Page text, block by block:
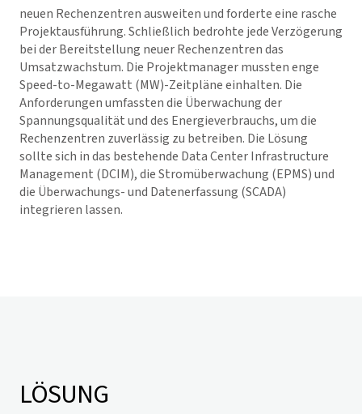
neuen Rechenzentren ausweiten und forderte eine rasche
Projektausführung. Schließlich bedrohte jede Verzögerung
bei der Bereitstellung neuer Rechenzentren das
Umsatzwachstum. Die Projektmanager mussten enge
Speed-to-Megawatt (MW)-Zeitpläne einhalten. Die
Anforderungen umfassten die Überwachung der
Spannungsqualität und des Energieverbrauchs, um die
Rechenzentren zuverlässig zu betreiben. Die Lösung
sollte sich in das bestehende Data Center Infrastructure
Management (DCIM), die Stromüberwachung (EPMS) und
die Überwachungs- und Datenerfassung (SCADA)
integrieren lassen.
LÖSUNG